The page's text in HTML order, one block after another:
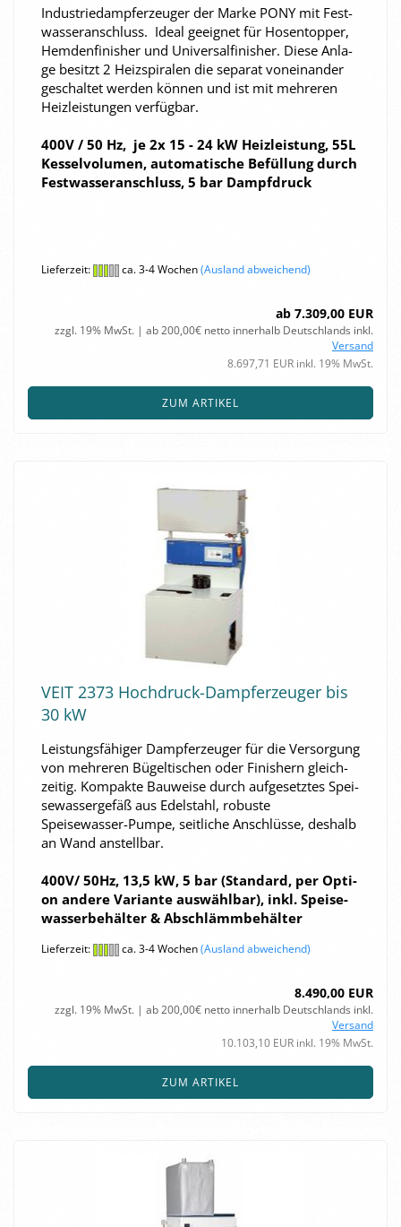
In­dus­trie­dampf­erzeu­ger der Marke PONY mit Fest­
was­ser­an­schluss. Ideal ge­eig­net für Ho­sen­top­per,
Hem­den­fi­nis­her und Uni­ver­sal­fi­nis­her. Diese An­la­
ge be­sitzt 2 Heiz­spi­ra­len die se­pa­rat von­ein­an­der
ge­schal­tet wer­den kön­nen und ist mit meh­re­ren
Heiz­leis­tun­gen ver­füg­bar.
400V / 50 Hz, je 2x 15 - 24 kW Heiz­leis­tung, 55L
Kes­sel­vo­lu­men, au­to­ma­ti­sche Be­fül­lung durch
Fest­was­ser­an­schluss, 5 bar Dampf­druck
Lieferzeit: ca. 3-4 Wochen(Ausland abweichend)
ab 7.309,00 EUR
zzgl. 19% MwSt. | ab 200,00€ netto innerhalb Deutschlands inkl.
Versand
8.697,71 EUR inkl. 19% MwSt.
ZUM ARTIKEL
VEIT 2373 Hochdruck-​​Dampf­erzeu­ger bis
30 kW
Leis­tungs­fä­hi­ger Dampf­erzeu­ger für die Ver­sor­gung
von meh­re­ren Bü­gel­ti­schen oder Fi­nis­hern gleich­
zei­tig. Kom­pak­te Bau­wei­se durch auf­ge­setz­tes Spei­
se­was­ser­ge­fäß aus Edel­stahl, ro­bus­te
Speisewasser-​Pumpe, seit­li­che An­schlüs­se, des­halb
an Wand an­stell­bar.
400V/ 50Hz, 13,5 kW, 5 bar (Stan­dard, per Op­ti­
on an­de­re Va­ri­an­te aus­wähl­bar), inkl. Spei­se­
was­ser­be­häl­ter & Ab­schlämm­be­häl­ter
Lieferzeit: ca. 3-4 Wochen(Ausland abweichend)
8.490,00 EUR
zzgl. 19% MwSt. | ab 200,00€ netto innerhalb Deutschlands inkl.
Versand
10.103,10 EUR inkl. 19% MwSt.
ZUM ARTIKEL